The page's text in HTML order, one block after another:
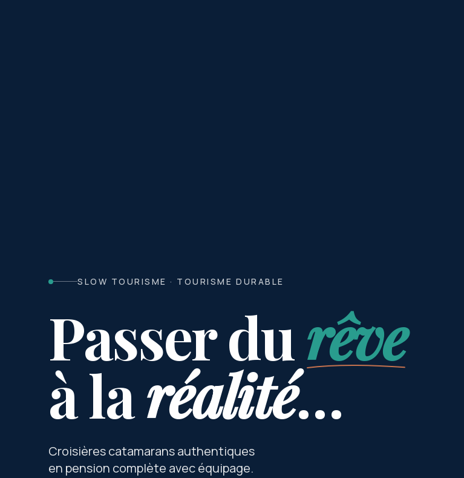
SLOW TOURISME · TOURISME DURABLE
Passer durêve
à laréalité…
Croisières catamarans authentiques
en pension complète avec équipage.